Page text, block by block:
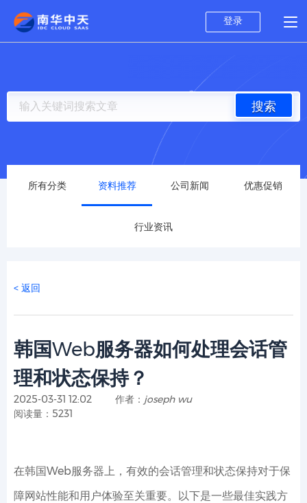
登录
搜索
所有分类 资料推荐 公司新闻 优惠促销
行业资讯
< 返回
韩国Web服务器如何处理会话管
理和状态保持？
2025-03-31 12:02 作者： joseph wu
阅读量：5231
在韩国Web服务器上，有效的会话管理和状态保持对于保
障网站性能和用户体验至关重要。以下是一些最佳实践方